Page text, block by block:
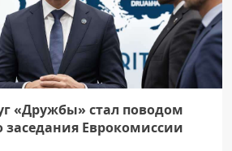
«Дружбы» стал поводом
заседания Еврокомиссии